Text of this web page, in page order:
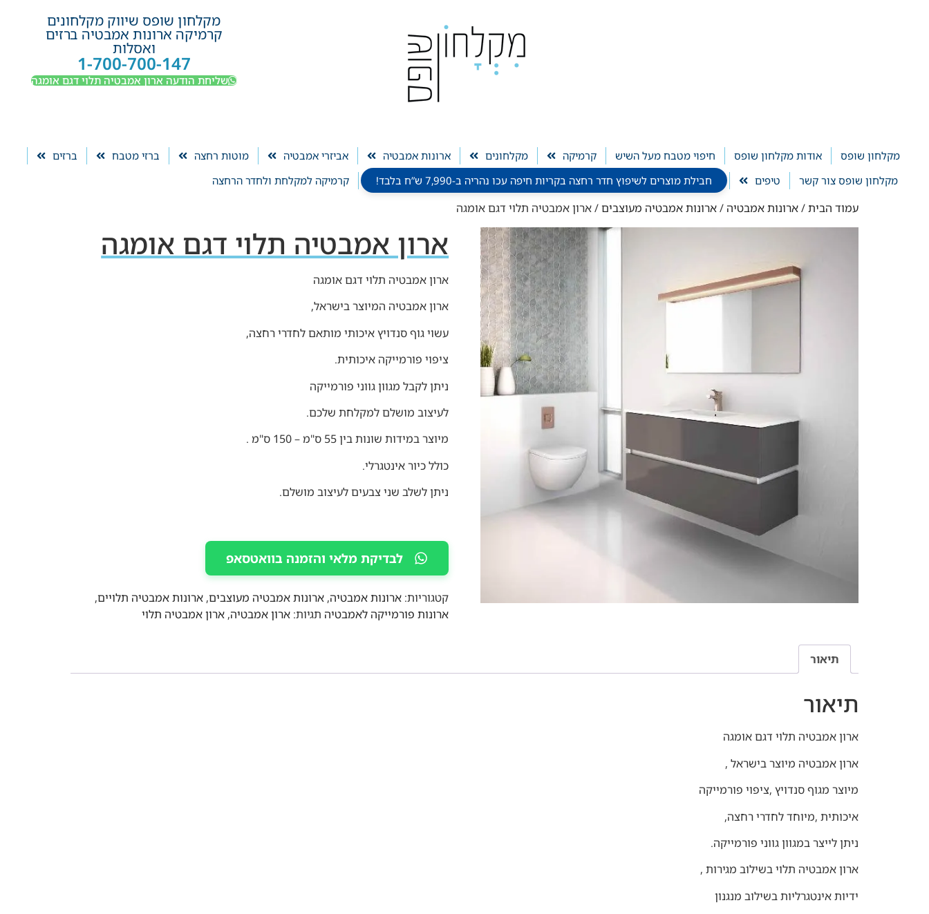
מקלחון שופס שיווק מקלחונים
קרמיקה ארונות אמבטיה ברזים
ואסלות
1-700-700-147
שליחת הודעה ארון אמבטיה תלוי דגם אומגה
מקלחון שופס אודות מקלחון שופס חיפוי מטבח מעל השיש קרמיקה מקלחונים ארונות אמבטיה אביזרי אמבטיה מוטות רחצה ברזי מטבח
ברזים
מקלחון שופס צור קשר
טיפים חבילת מוצרים לשיפוץ חדר רחצה בקריות חיפה עכו נהריה ב-7,990 ש”ח בלבד! קרמיקה למקלחת ולחדר הרחצה
עמוד הבית/ארונות אמבטיה /ארונות אמבטיה מעוצבים/ ארון אמבטיה תלוי דגם אומגה
ארון אמבטיה תלוי דגם אומגה
ארון אמבטיה תלוי דגם אומגה
ארון אמבטיה המיוצר בישראל,
עשוי גוף סנדויץ איכותי מותאם לחדרי רחצה,
ציפוי פורמייקה איכותית.
ניתן לקבל מגוון גווני פורמייקה
לעיצוב מושלם למקלחת שלכם.
מיוצר במידות שונות בין 55 ס"מ – 150 ס"מ .
כולל כיור אינטגרלי.
ניתן לשלב שני צבעים לעיצוב מושלם.
לבדיקת מלאי והזמנה בוואטסאפ
קטגוריות: ארונות אמבטיה, ארונות אמבטיה מעוצבים, ארונות אמבטיה תלויים,
ארונות פורמייקה לאמבטיה תגיות: ארון אמבטיה, ארון אמבטיה תלוי
תיאור
תיאור
ארון אמבטיה תלוי דגם אומגה
ארון אמבטיה מיוצר בישראל ,
מיוצר מגוף סנדויץ ,ציפוי פורמייקה
איכותית ,מיוחד לחדרי רחצה,
ניתן לייצר במגוון גווני פורמייקה.
ארון אמבטיה תלוי בשילוב מגירות ,
ידיות אינטגרליות בשילוב מנגנון